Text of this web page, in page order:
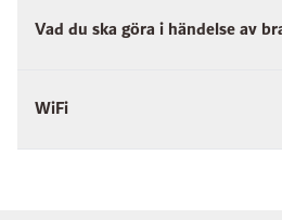
Vad du ska göra i händelse av
WiFi